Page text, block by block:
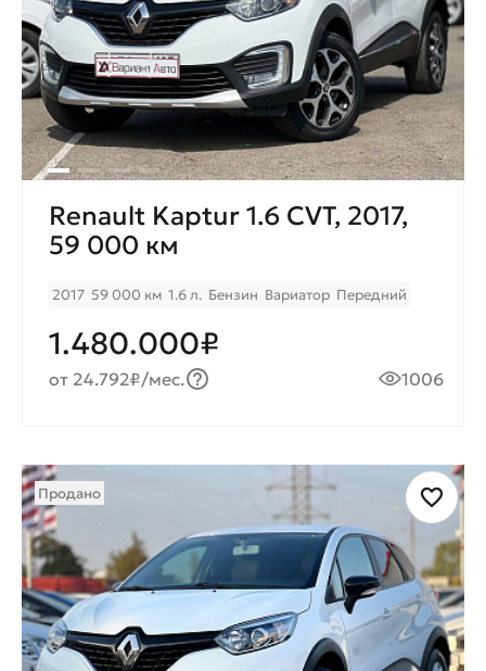
Renault Kaptur 1.6 CVT, 2017,
59 000 км
2017 59 000 км 1.6 л. Бензин Вариатор Передний
1.480.000₽
от 24.792₽/мес. 1006
Продано